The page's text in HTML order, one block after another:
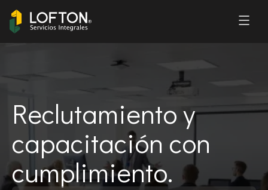
Reclutamiento y
capacitación con
cumplimiento.